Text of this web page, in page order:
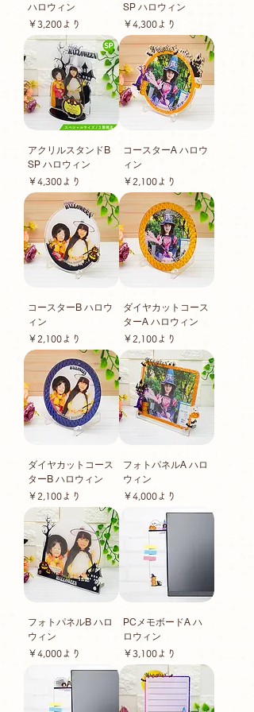
ハロウィン
￥3,200 より
セール価格
SP ハロウィン
￥4,300 より
セール価格
アクリルスタンドB
SP ハロウィン
￥4,300 より
セール価格
コースターA ハロウ
ィン
￥2,100 より
セール価格
コースターB ハロウ
ィン
￥2,100 より
セール価格
ダイヤカットコース
ターA ハロウィン
￥2,100 より
セール価格
ダイヤカットコース
ターB ハロウィン
￥2,100 より
セール価格
フォトパネルA ハロ
ウィン
￥4,000 より
セール価格
フォトパネルB ハロ
ウィン
￥4,000 より
セール価格
PCメモボードA ハ
ロウィン
￥3,100 より
セール価格